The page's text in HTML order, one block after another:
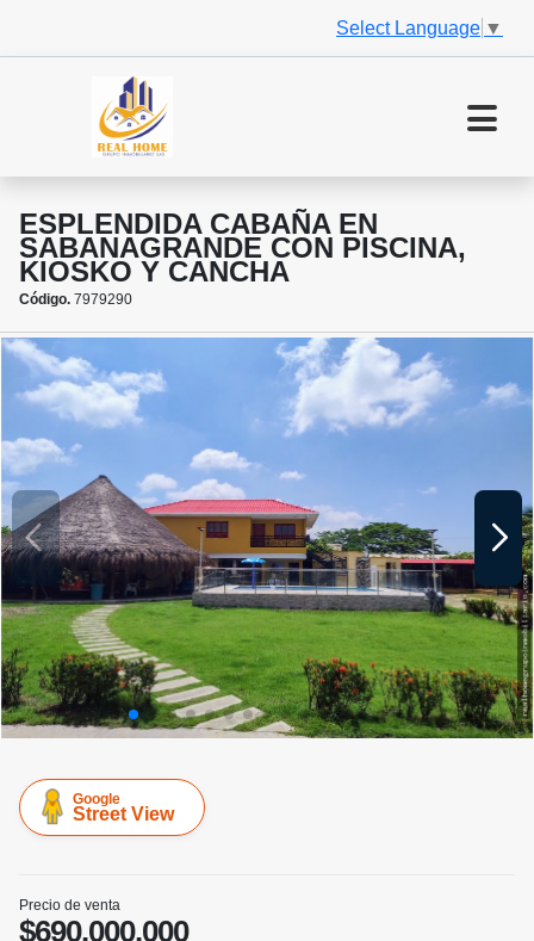
Select Language ▼
ESPLENDIDA CABAÑA EN
SABANAGRANDE CON PISCINA,
KIOSKO Y CANCHA
Código. 7979290
Google
Street View
Precio de venta
$690.000.000